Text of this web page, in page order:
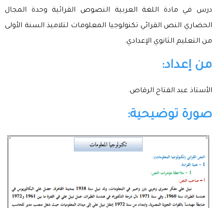
درس في مادة اللغة العربية النصوص القرائية وحدة المجال
الحضاري النص القرائي تكنولوجيا المعلومات لتلاميذ السنة الأولى
من التعليم الثانوي الإعدادي.
من إعداد:
الأستاذ عبد الفتاح الرقاص.
صورة توضيحية: